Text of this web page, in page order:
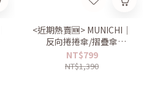
<近期熱賣🆕> MUNICHI｜
反向捲捲傘/摺疊傘
MR.CITYRAIN
NT$799
NT$1,390